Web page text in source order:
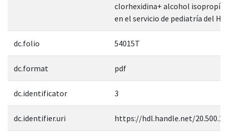
clorhexidina+ alcohol
en el servicio de pediatría del
dc.folio 54015T
dc.format pdf
dc.identificator 3
dc.identifier.uri https://hdl.handle.net/